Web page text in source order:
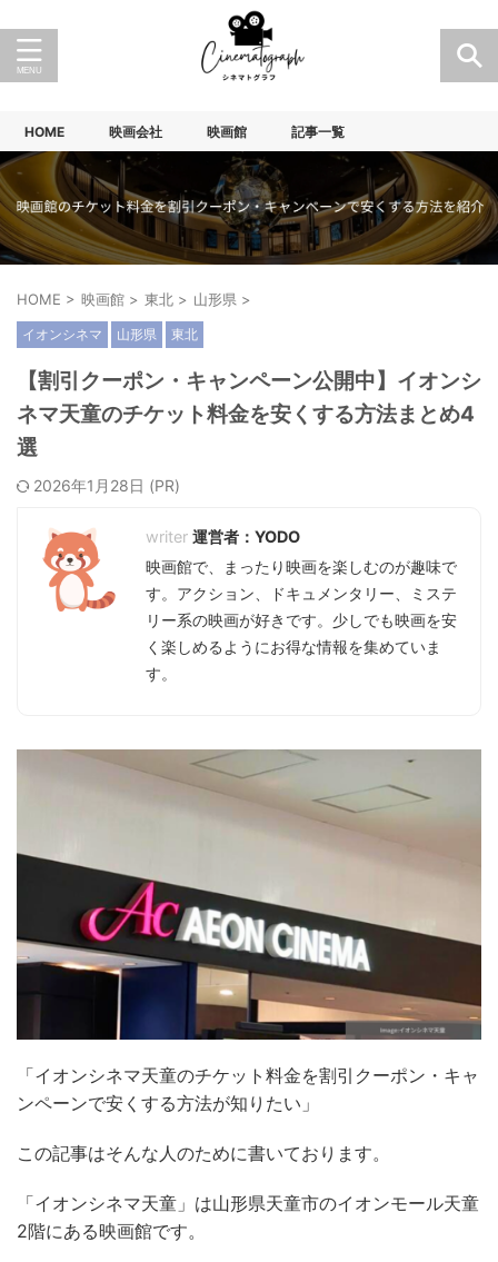
HOME 映画会社 映画館 記事一覧
HOME > 映画館 > 東北 > 山形県 >
イオンシネマ 山形県 東北
【割引クーポン・キャンペーン公開中】イオンシ
ネマ天童のチケット料金を安くする方法まとめ4
選
2026年1月28日
運営者：YODO
映画館で、まったり映画を楽しむのが趣味で
す。アクション、ドキュメンタリー、ミステ
リー系の映画が好きです。少しでも映画を安
く楽しめるようにお得な情報を集めていま
す。
「イオンシネマ天童のチケット料金を割引クーポン・キャ
ンペーンで安くする方法が知りたい」
この記事はそんな人のために書いております。
「イオンシネマ天童」は山形県天童市のイオンモール天童
2階にある映画館です。